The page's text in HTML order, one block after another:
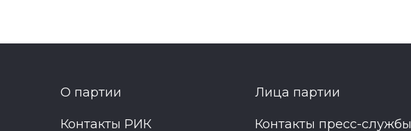
О партии Лица партии
Контакты РИК Контакты пресс-службы